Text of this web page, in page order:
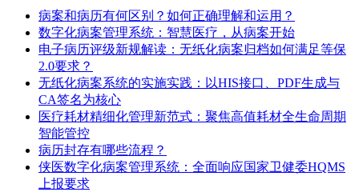
病案和病历有何区别？如何正确理解和运用？
数字化病案管理系统：智慧医疗，从病案开始
电子病历评级新规解读：无纸化病案归档如何满足等保
2.0要求？
无纸化病案系统的实施实践：以HIS接口、PDF生成与
CA签名为核心
医疗耗材精细化管理新范式：聚焦高值耗材全生命周期
智能管控
病历封存有哪些流程？
侠医数字化病案管理系统：全面响应国家卫健委HQMS
上报要求